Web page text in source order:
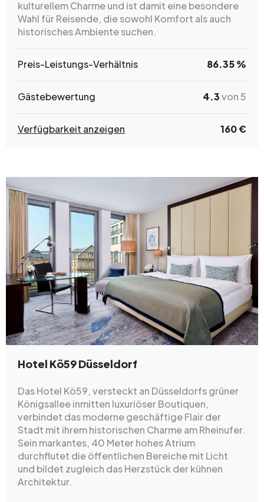
kulturellem Charme und ist damit eine besondere
Wahl für Reisende, die sowohl Komfort als auch
historisches Ambiente suchen.
Preis-Leistungs-Verhältnis 86.35 %
Gästebewertung 4.3von 5
Verfügbarkeit anzeigen 160 €
Hotel Kö59 Düsseldorf
Das Hotel Kö59, versteckt an Düsseldorfs grüner
Königsallee inmitten luxuriöser Boutiquen,
verbindet das moderne geschäftige Flair der
Stadt mit ihrem historischen Charme am Rheinufer.
Sein markantes, 40 Meter hohes Atrium
durchflutet die öffentlichen Bereiche mit Licht
und bildet zugleich das Herzstück der kühnen
Architektur.